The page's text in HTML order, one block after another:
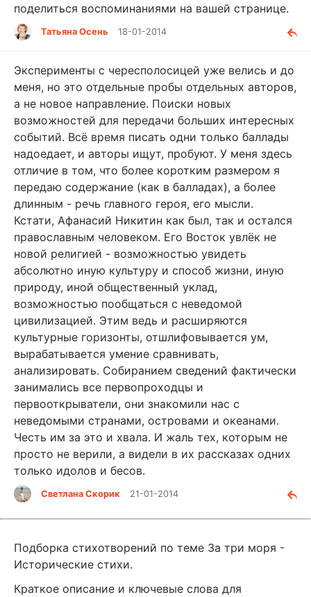
поделиться воспоминаниями на вашей странице.
Татьяна Осень 18-01-2014
Эксперименты с чересполосицей уже велись и до
меня, но это отдельные пробы отдельных авторов,
а не новое направление. Поиски новых
возможностей для передачи больших интересных
событий. Всё время писать одни только баллады
надоедает, и авторы ищут, пробуют. У меня здесь
отличие в том, что более коротким размером я
передаю содержание (как в балладах), а более
длинным - речь главного героя, его мысли.
Кстати, Афанасий Никитин как был, так и остался
православным человеком. Его Восток увлёк не
новой религией - возможностью увидеть
абсолютно иную культуру и способ жизни, иную
природу, иной общественный уклад,
возможностью пообщаться с неведомой
цивилизацией. Этим ведь и расширяются
культурные горизонты, отшлифовывается ум,
вырабатывается умение сравнивать,
анализировать. Собиранием сведений фактически
занимались все первопроходцы и
первооткрыватели, они знакомили нас с
неведомыми странами, островами и океанами.
Честь им за это и хвала. И жаль тех, которым не
просто не верили, а видели в их рассказах одних
только идолов и бесов.
Светлана Скорик 21-01-2014
Подборка стихотворений по теме За три моря -
Исторические стихи.
Краткое описание и ключевые слова для